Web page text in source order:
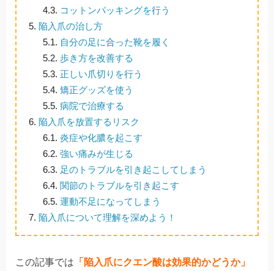
4.3. コットンパッキングを行う
5. 陥入爪の治し方
5.1. 自分の足に合った靴を履く
5.2. 歩き方を改善する
5.3. 正しい爪切りを行う
5.4. 矯正グッズを使う
5.5. 病院で治療する
6. 陥入爪を放置するリスク
6.1. 炎症や化膿を起こす
6.2. 強い痛みが生じる
6.3. 足のトラブルを引き起こしてしまう
6.4. 関節のトラブルを引き起こす
6.5. 運動不足になってしまう
7. 陥入爪について理解を深めよう！
この記事では 「陥入爪にクエン酸は効果的かどうか」